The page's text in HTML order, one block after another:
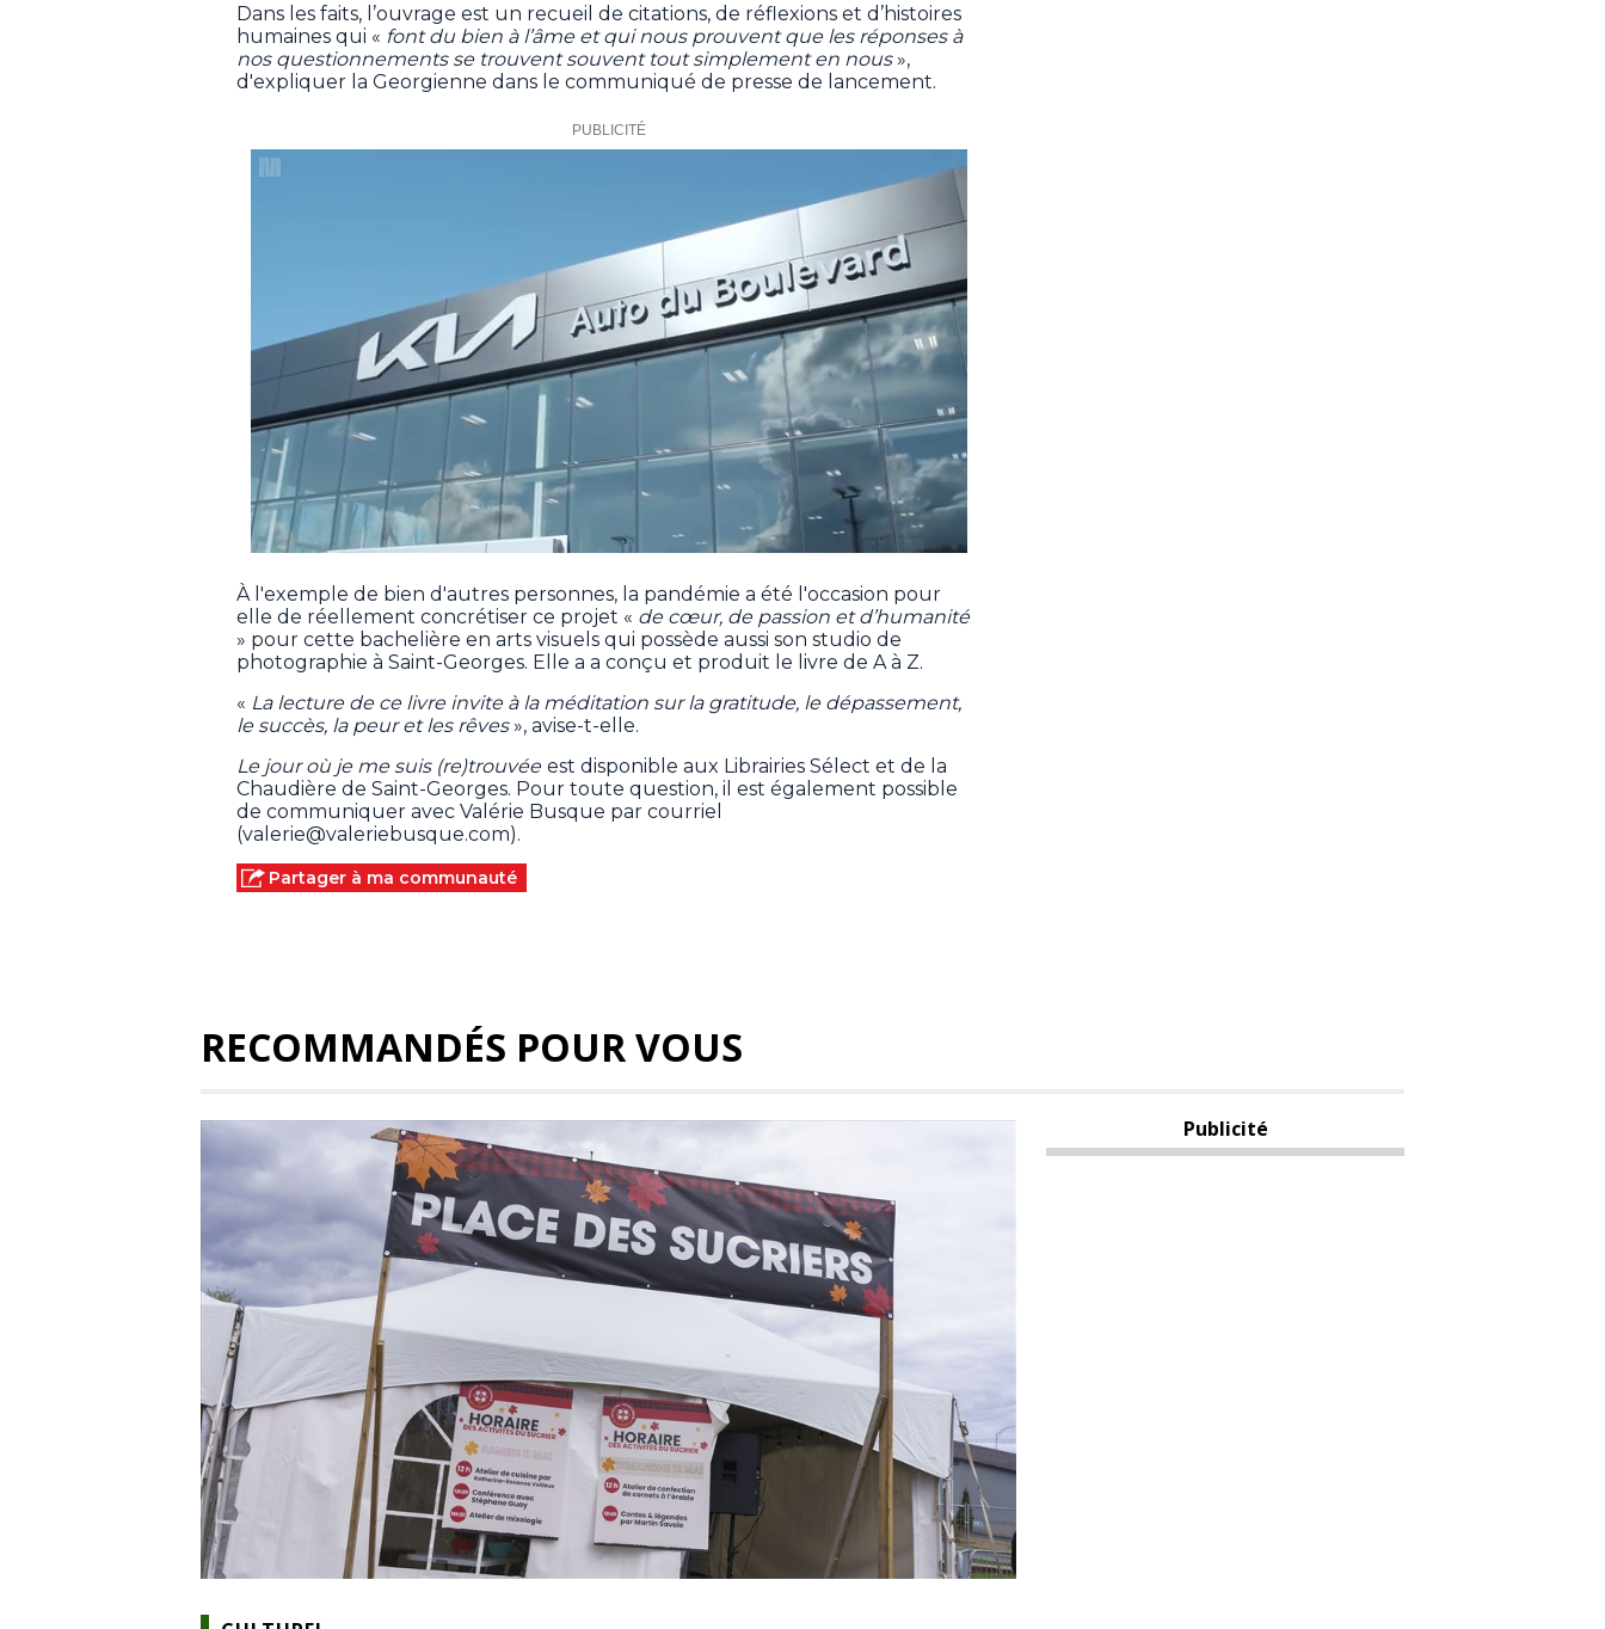
Dans les faits, l’ouvrage est un recueil de citations, de réflexions et d’histoires
humaines qui « font du bien à l’âme et qui nous prouvent que les réponses à
nos questionnements se trouvent souvent tout simplement en nous»,
d'expliquer la Georgienne dans le communiqué de presse de lancement.
À l'exemple de bien d'autres personnes, la pandémie a été l'occasion pour
elle de réellement concrétiser ce projet « de cœur, de passion et d’humanité
» pour cette bachelière en arts visuels qui possède aussi son studio de
photographie à Saint-Georges. Elle a a conçu et produit le livre de A à Z.
« La lecture de ce livre invite à la méditation sur la gratitude, le dépassement,
le succès, la peur et les rêves», avise-t-elle.
Le jour où je me suis (re)trouvée est disponible aux Librairies Sélect et de la
Chaudière de Saint-Georges. Pour toute question, il est également possible
de communiquer avec Valérie Busque par courriel
(valerie@valeriebusque.com).
Partager à ma communauté
RECOMMANDÉS POUR VOUS
Publicité